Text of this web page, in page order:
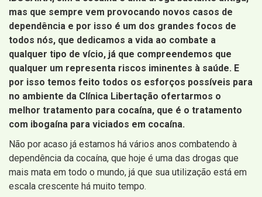
mas que sempre vem provocando novos casos de
dependência e por isso é um dos grandes focos de
todos nós, que dedicamos a vida ao combate a
qualquer tipo de vício, já que compreendemos que
qualquer um representa riscos iminentes à saúde. E
por isso temos feito todos os esforços possíveis para
no ambiente da Clínica Libertação ofertarmos o
melhor tratamento para cocaína, que é o tratamento
com ibogaína para viciados em cocaína.
Não por acaso já estamos há vários anos combatendo à
dependência da cocaína, que hoje é uma das drogas que
mais mata em todo o mundo, já que sua utilização está em
escala crescente há muito tempo.